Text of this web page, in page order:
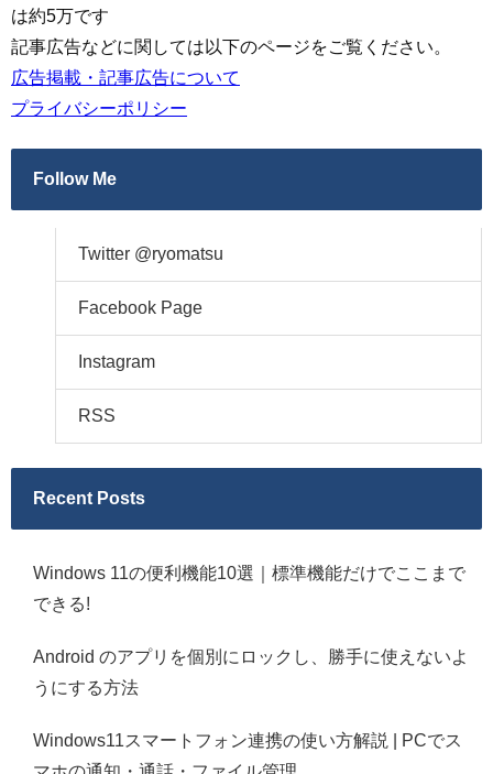
は約5万です
記事広告などに関しては以下のページをご覧ください。
広告掲載・記事広告について
プライバシーポリシー
Follow Me
Twitter @ryomatsu
Facebook Page
Instagram
RSS
Recent Posts
Windows 11の便利機能10選｜標準機能だけでここまで
できる!
Android のアプリを個別にロックし、勝手に使えないよ
うにする方法
Windows11スマートフォン連携の使い方解説 | PCでス